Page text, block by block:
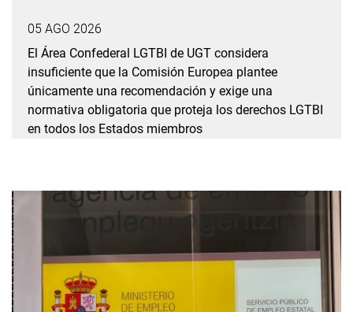
prácticas de conversión
05 AGO 2026
El Área Confederal LGTBI de UGT considera
insuficiente que la Comisión Europea plantee
únicamente una recomendación y exige una
normativa obligatoria que proteja los derechos LGTBI
en todos los Estados miembros